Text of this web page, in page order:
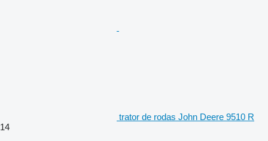
trator de rodas John Deere 9510 R
14